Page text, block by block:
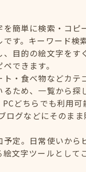
を簡単に検索・コピ
です。キーワード検
、目的の絵文字をす
できます。
ト・食べ物などカテ
るため、一覧から探
どちらでも利用可
ログなどにそのまま
定。日常使いから
文字ツールとして